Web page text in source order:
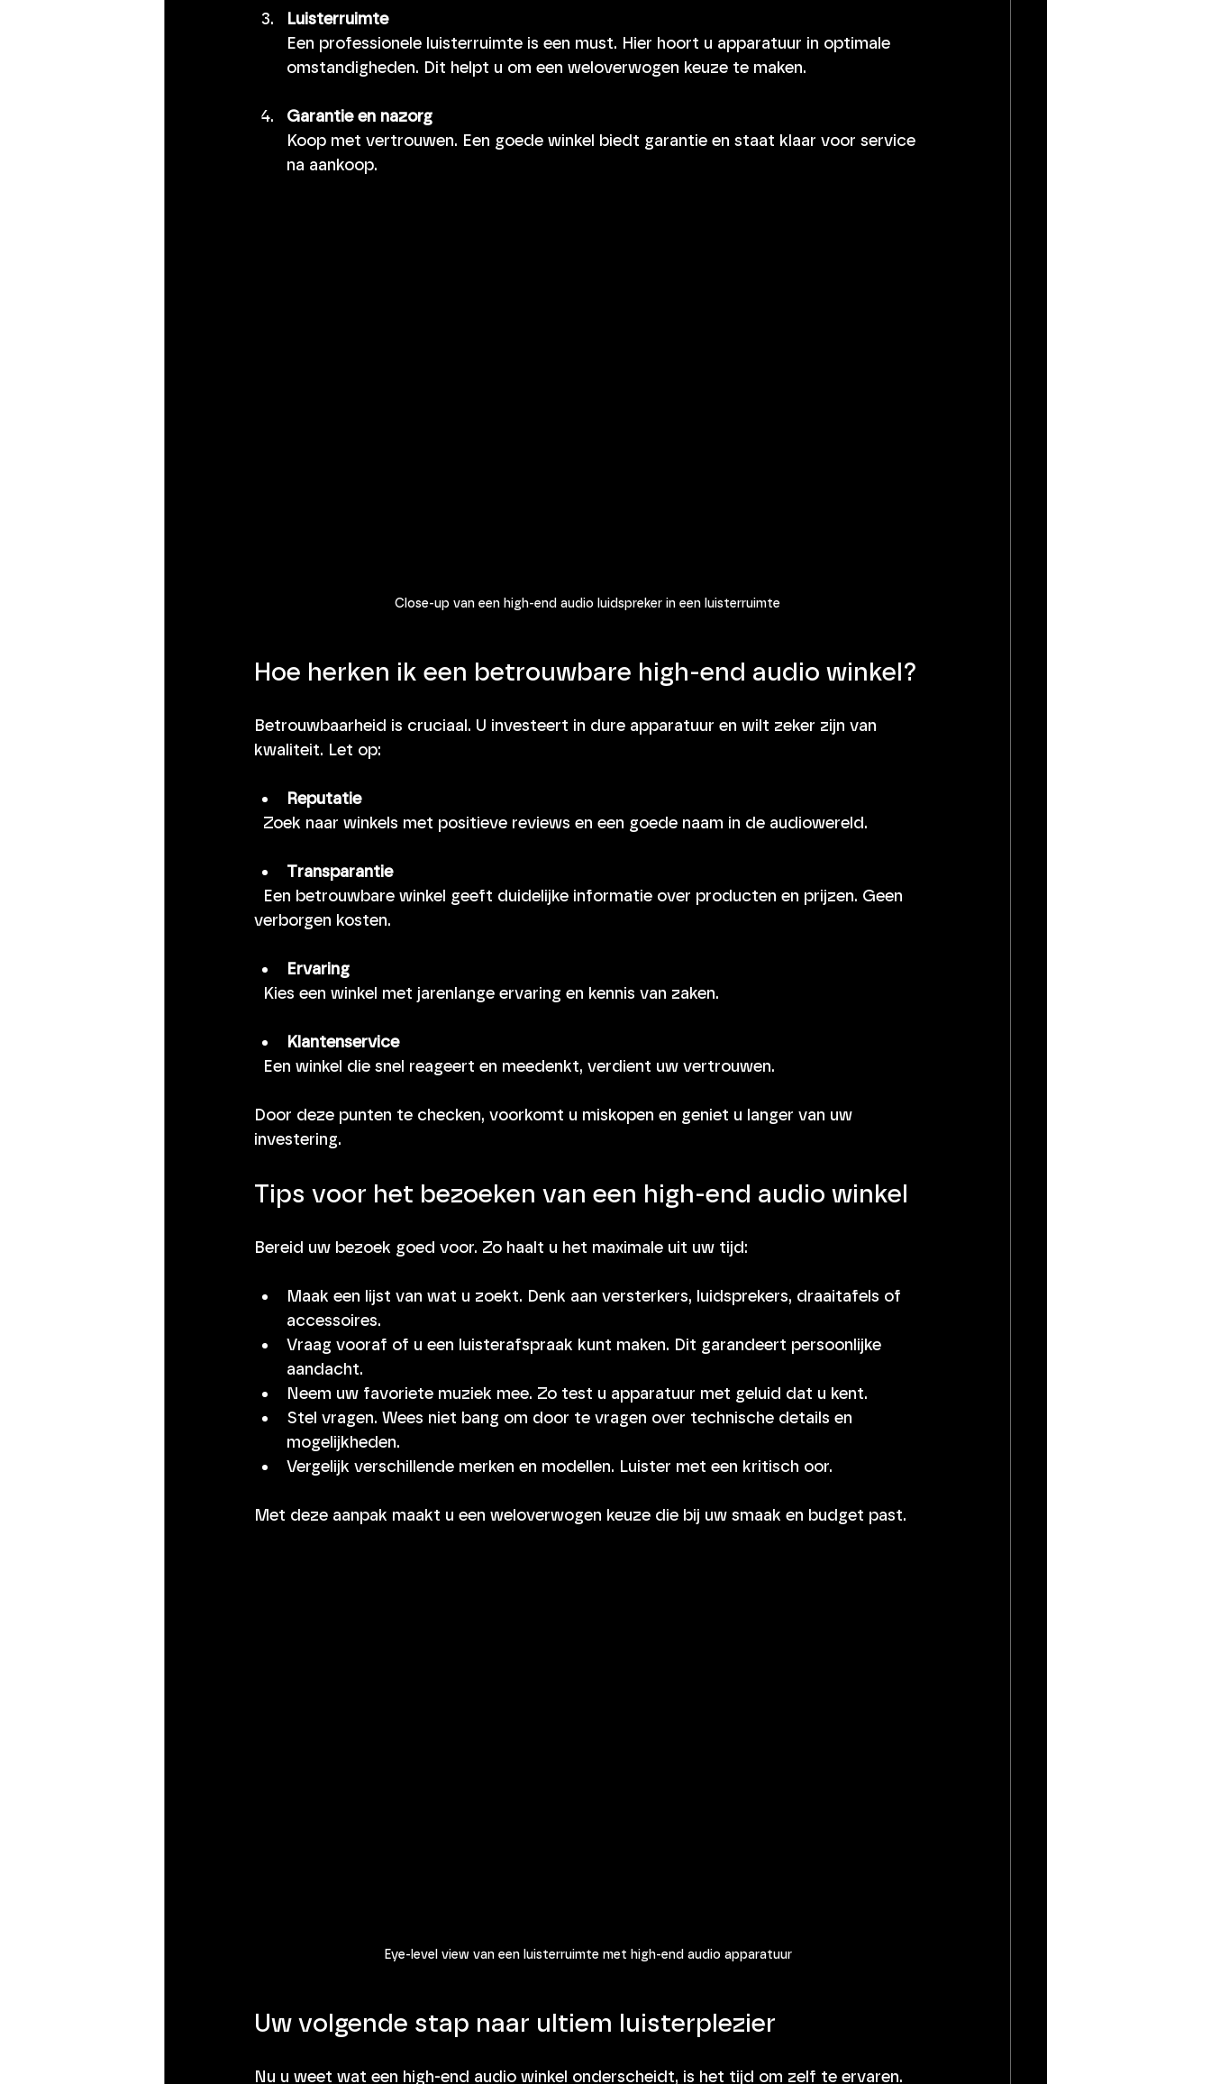
Luisterruimte
Een professionele luisterruimte is een must. Hier hoort u apparatuur in optimale
omstandigheden. Dit helpt u om een weloverwogen keuze te maken.
Garantie en nazorg
Koop met vertrouwen. Een goede winkel biedt garantie en staat klaar voor service
na aankoop.
Close-up van een high-end audio luidspreker in een luisterruimte
Hoe herken ik een betrouwbare high-end audio winkel?
Betrouwbaarheid is cruciaal. U investeert in dure apparatuur en wilt zeker zijn van
kwaliteit. Let op:
Reputatie
  Zoek naar winkels met positieve reviews en een goede naam in de audiowereld.
Transparantie
verborgen kosten.
Ervaring
  Kies een winkel met jarenlange ervaring en kennis van zaken.
Klantenservice
  Een winkel die snel reageert en meedenkt, verdient uw vertrouwen.
Door deze punten te checken, voorkomt u miskopen en geniet u langer van uw
investering.
Tips voor het bezoeken van een high-end audio winkel
Bereid uw bezoek goed voor. Zo haalt u het maximale uit uw tijd:
Maak een lijst van wat u zoekt. Denk aan versterkers, luidsprekers, draaitafels of
accessoires.
Vraag vooraf of u een luisterafspraak kunt maken. Dit garandeert persoonlijke
aandacht.
Neem uw favoriete muziek mee. Zo test u apparatuur met geluid dat u kent.
Stel vragen. Wees niet bang om door te vragen over technische details en
mogelijkheden.
Vergelijk verschillende merken en modellen. Luister met een kritisch oor.
Met deze aanpak maakt u een weloverwogen keuze die bij uw smaak en budget past.
Eye-level view van een luisterruimte met high-end audio apparatuur
Uw volgende stap naar ultiem luisterplezier
Nu u weet wat een high-end audio winkel onderscheidt, is het tijd om zelf te ervaren.